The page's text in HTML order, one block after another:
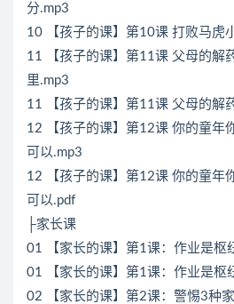
分.mp3
10 【孩子的课】第10课 打败马虎
11 【孩子的课】第11课 父母的解
里.mp3
11 【孩子的课】第11课 父母的解
12 【孩子的课】第12课 你的童年
可以.mp3
12 【孩子的课】第12课 你的童年
可以.pdf
├家长课
01 【家长的课】第1课：作业是枢
01 【家长的课】第1课：作业是枢
02 【家长的课】第2课：警惕3种